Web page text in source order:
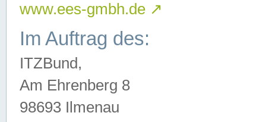
www.ees-gmbh.de ↗
Im Auftrag des:
ITZBund,
Am Ehrenberg 8
98693 Ilmenau